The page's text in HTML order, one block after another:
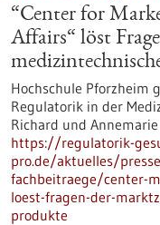
“Center for
Affairs“ löst
Hochschule Pforzheim
Regulatorik in der
Richard und
https://regulatorik-
pro.de/aktuelles/
fachbeitraege/center-
loest-fragen-der-
produkte